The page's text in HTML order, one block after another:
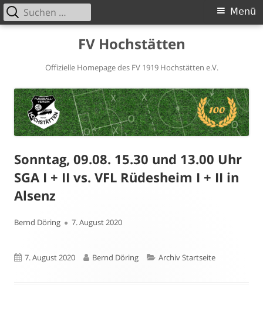
FV Hochstätten
Offizielle Homepage des FV 1919 Hochstätten e.V.
Primäres
Menü
Suchen
nach:
Sonntag, 09.08. 15.30 und 13.00 Uhr
SGA I + II vs. VFL Rüdesheim I + II in
Alsenz
Autor
Bernd Döring
Veröffentlicht
7. August 2020
Veröffentlicht
7. August 2020 Autor
Bernd Döring Kategorien
Archiv Startseite